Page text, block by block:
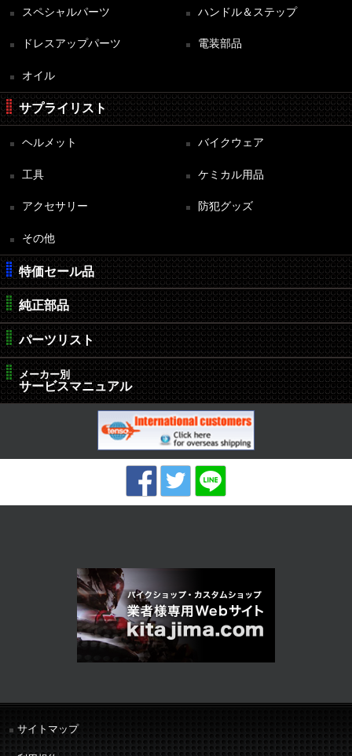
スペシャルパーツ ハンドル＆ステップ
ドレスアップパーツ 電装部品
オイル
サプライリスト
ヘルメット バイクウェア
工具 ケミカル用品
アクセサリー 防犯グッズ
その他
特価セール品
純正部品
パーツリスト
メーカー別
サービスマニュアル
サイトマップ